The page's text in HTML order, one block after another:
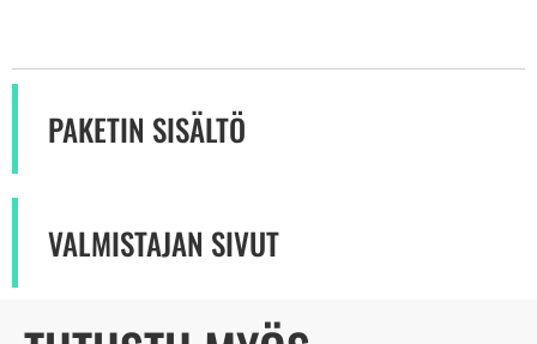
PAKETIN SISÄLTÖ
VALMISTAJAN SIVUT